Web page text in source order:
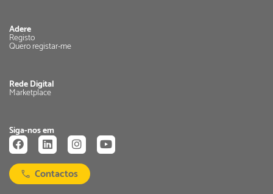
Adere
Registo
Quero registar-me
Rede Digital
Marketplace
Siga-nos em
Contactos